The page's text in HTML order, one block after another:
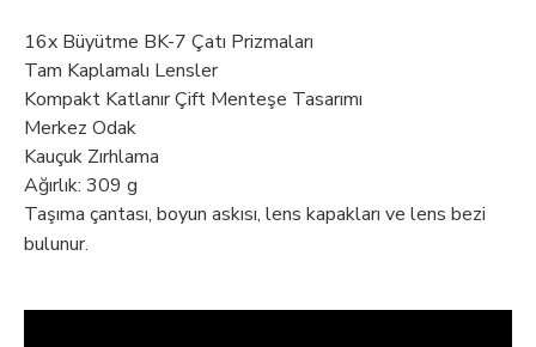
16x Büyütme BK-7 Çatı Prizmaları
Tam Kaplamalı Lensler
Kompakt Katlanır Çift Menteşe Tasarımı
Merkez Odak
Kauçuk Zırhlama
Ağırlık: 309 g
Taşıma çantası, boyun askısı, lens kapakları ve lens bezi
bulunur.